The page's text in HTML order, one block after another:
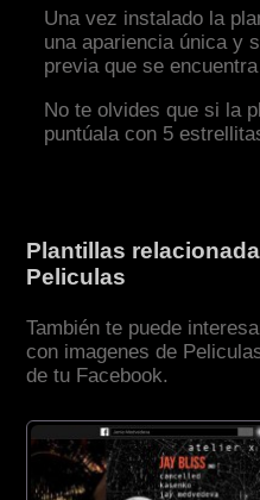
Una vez instalado la
una apariencia única y
previa que se
No te olvides que si la
puntúala con 5
Plantillas
Peliculas
También te puede
con imagenes de
de tu Facebook.